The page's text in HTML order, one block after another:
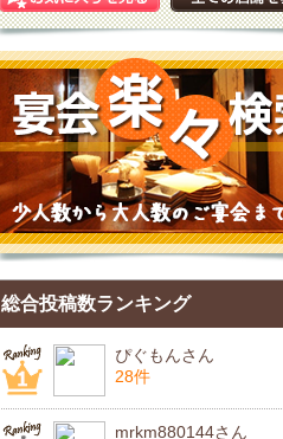
総合投稿数ランキング
ぴぐもんさん
28件
mrkm880144さん